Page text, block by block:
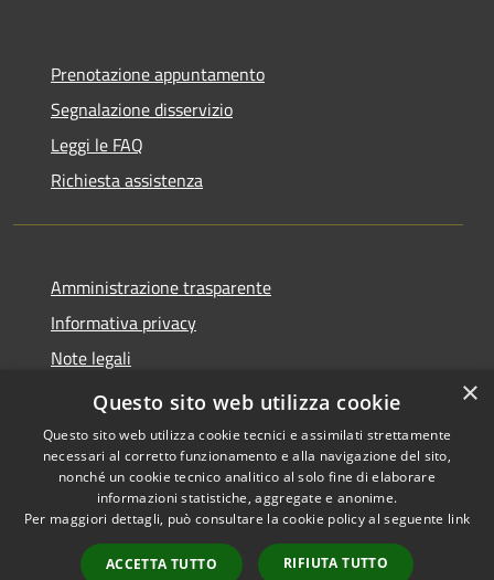
Prenotazione appuntamento
Segnalazione disservizio
Leggi le FAQ
Richiesta assistenza
Amministrazione trasparente
Informativa privacy
Note legali
Dichiarazione di accessibilità
Accessibilità
Copyright © 2026 • Comune di
Grottaglie • Powered by
Municipium•
Accesso
×
Questo sito web utilizza cookie
Questo sito web utilizza cookie tecnici e assimilati strettamente
necessari al corretto funzionamento e alla navigazione del sito,
nonché un cookie tecnico analitico al solo fine di elaborare
informazioni statistiche, aggregate e anonime.
Per maggiori dettagli, può consultare la cookie policy al seguente link
ACCETTA TUTTO RIFIUTA TUTTO